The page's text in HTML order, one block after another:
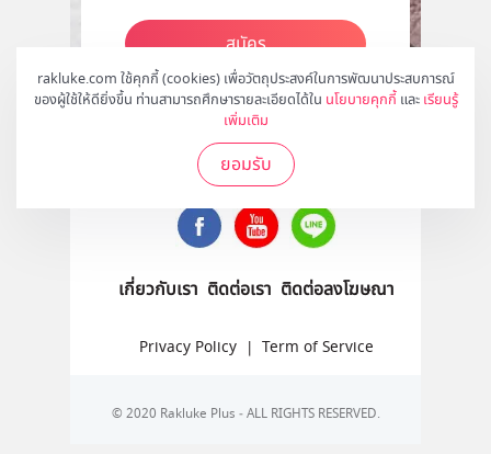
rakluke.com ใช้คุกกี้ (cookies) เพื่อวัตถุประสงค์ในการพัฒนาประสบการณ์
ของผู้ใช้ให้ดียิ่งขึ้น ท่านสามารถศึกษารายละเอียดได้ใน นโยบายคุกกี้ และ เรียนรู้
เพิ่มเติม
ยอมรับ
สมัคร
ติดตามเราได้ที่
เกี่ยวกับเรา ติดต่อเรา ติดต่อลงโฆษณา
Privacy Policy | Term of Service
© 2020 Rakluke Plus - ALL RIGHTS RESERVED.